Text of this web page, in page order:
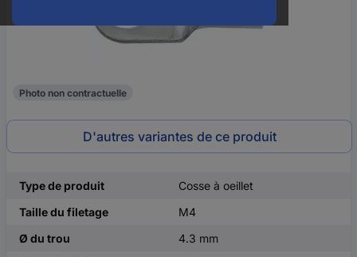
Photo non contractuelle
D'autres variantes de ce produit
Type de produit
Cosse à oeillet
Taille du filetage
M4
Ø du trou
4.3 mm